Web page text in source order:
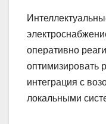
оперативно
оптимизировать
интеграция с
локальными